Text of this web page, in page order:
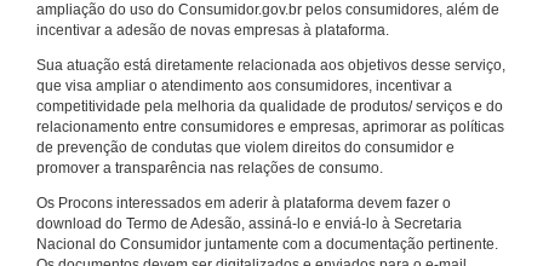
ampliação do uso do Consumidor.gov.br pelos consumidores, além de
incentivar a adesão de novas empresas à plataforma.
Sua atuação está diretamente relacionada aos objetivos desse serviço,
que visa ampliar o atendimento aos consumidores, incentivar a
competitividade pela melhoria da qualidade de produtos/ serviços e do
relacionamento entre consumidores e empresas, aprimorar as políticas
de prevenção de condutas que violem direitos do consumidor e
promover a transparência nas relações de consumo.
Os Procons interessados em aderir à plataforma devem fazer o
download do Termo de Adesão, assiná-lo e enviá-lo à Secretaria
Nacional do Consumidor juntamente com a documentação pertinente.